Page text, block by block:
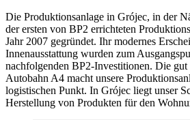
Die Produktionsanlage in Grójec, in der
der ersten von BP2 errichteten
Jahr 2007 gegründet. Ihr modernes
Innenausstattung wurden zum
nachfolgenden BP2-Investitionen. Die gut
Autobahn A4 macht unsere
logistischen Punkt. In Grójec liegt unser
Herstellung von Produkten für den